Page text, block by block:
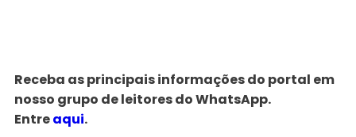
Receba as principais informações do portal em
nosso grupo de leitores do WhatsApp.
Entreaqui.